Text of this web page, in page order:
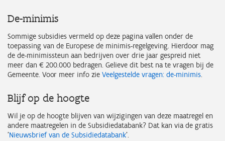
De-minimis
Sommige subsidies vermeld op deze pagina vallen onder de
toepassing van de Europese de minimis-regelgeving. Hierdoor mag
de de-minimissteun aan bedrijven over drie jaar gespreid niet
meer dan € 200.000 bedragen. Gelieve dit best na te vragen bij de
Gemeente. Voor meer info zie Veelgestelde vragen: de-minimis
Blijf op de hoogte
Wil je op de hoogte blijven van wijzigingen van deze maatregel en
andere maatregelen in de Subsidiedatabank? Dat kan via de gratis
'Nieuwsbrief van de Subsidiedatabank'.